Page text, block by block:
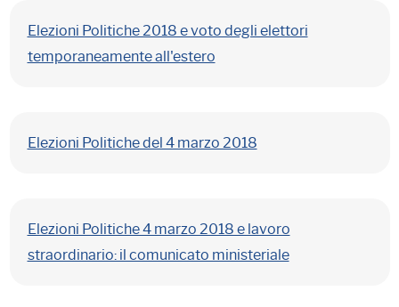
Elezioni Politiche 2018 e voto degli elettori
temporaneamente all'estero
Elezioni Politiche del 4 marzo 2018
Elezioni Politiche 4 marzo 2018 e lavoro
straordinario: il comunicato ministeriale